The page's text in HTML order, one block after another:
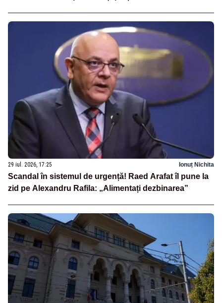
29 iul. 2026, 17:25 Ionuț Nichita
Scandal în sistemul de urgență! Raed Arafat îl pune la
zid pe Alexandru Rafila: „Alimentați dezbinarea”